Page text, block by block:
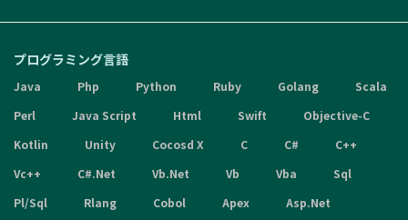
プログラミング言語
Java Php Python Ruby Golang
Scala
Perl
Java Script Html Swift
Objective-C
Kotlin
Unity Cocosd X C C#
C++
Vc++
C#.Net Vb.Net Vb Vba
Sql
Pl/Sql
Rlang Cobol Apex
Asp.Net